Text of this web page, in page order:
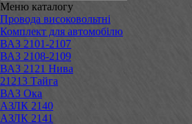
Меню каталогу
Провода високовольтні
Комплект для автомобілю
ВАЗ 2101-2107
ВАЗ 2108-2109
ВАЗ 2121 Нива
21213 Тайга
ВАЗ Ока
АЗЛК 2140
АЗЛК 2141